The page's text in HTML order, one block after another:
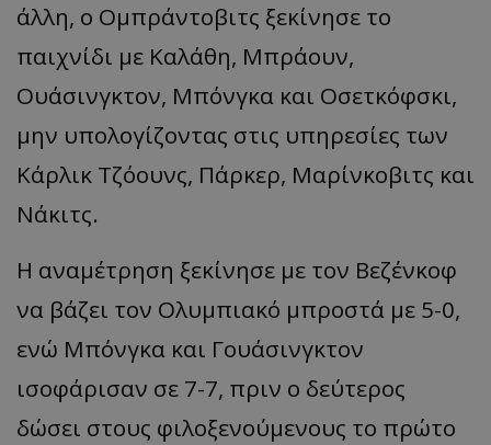
άλλη, ο Ομπράντοβιτς ξεκίνησε το
παιχνίδι με Καλάθη, Μπράουν,
Ουάσινγκτον, Μπόνγκα και Οσετκόφσκι,
μην υπολογίζοντας στις υπηρεσίες των
Κάρλικ Τζόουνς, Πάρκερ, Μαρίνκοβιτς και
Νάκιτς.
Η αναμέτρηση ξεκίνησε με τον Βεζένκοφ
να βάζει τον Ολυμπιακό μπροστά με 5-0,
ενώ Μπόνγκα και Γουάσινγκτον
ισοφάρισαν σε 7-7, πριν ο δεύτερος
δώσει στους φιλοξενούμενους το πρώτο